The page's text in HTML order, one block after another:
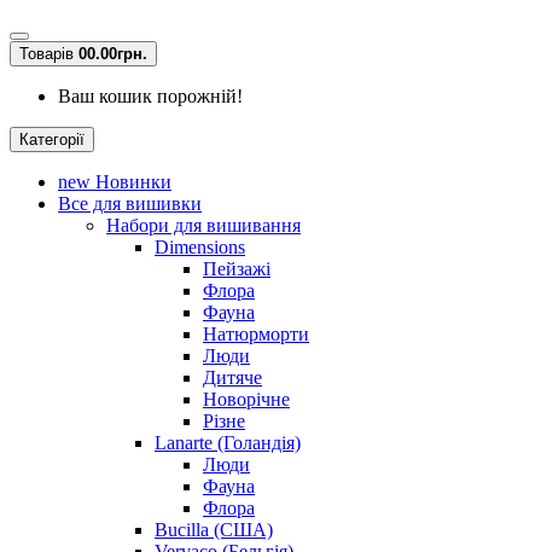
Товарів 00.00грн.
Ваш кошик порожній!
Категорії
new Новинки
Все для вишивки
Набори для вишивання
Dimensions
Пейзажі
Флора
Фауна
Натюрморти
Люди
Дитяче
Новорічне
Різне
Lanarte (Голандія)
Люди
Фауна
Флора
Bucilla (США)